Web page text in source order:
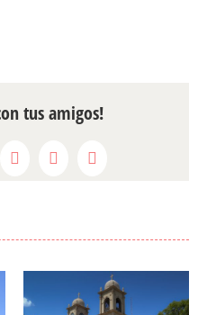
tus amigos!
RedditLinkedInPinterest